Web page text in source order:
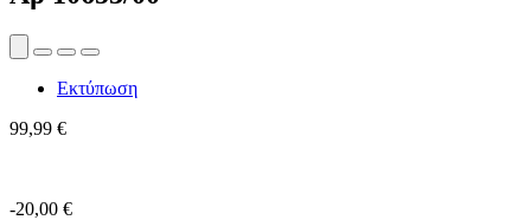
Εκτύπωση
99,99 €
-20,00 €